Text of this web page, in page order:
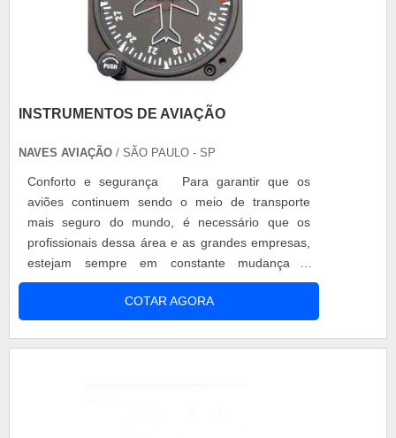
INSTRUMENTOS DE AVIAÇÃO
NAVES AVIAÇÃO / SÃO PAULO - SP
Conforto e segurança Para garantir que os
aviões continuem sendo o meio de transporte
mais seguro do mundo, é necessário que os
profissionais dessa área e as grandes empresas,
estejam sempre em constante mudança e
modernidade. Muitas empresas buscam por
instrumentos de aviação de qualidade e que
supram suas necessidades, para que possam
COTAR AGORA